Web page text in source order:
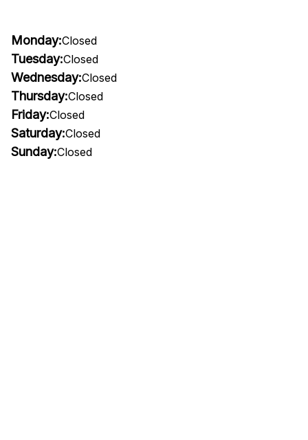
Monday:Closed
Tuesday:Closed
Wednesday:Closed
Thursday:Closed
Friday:Closed
Saturday:Closed
Sunday:Closed